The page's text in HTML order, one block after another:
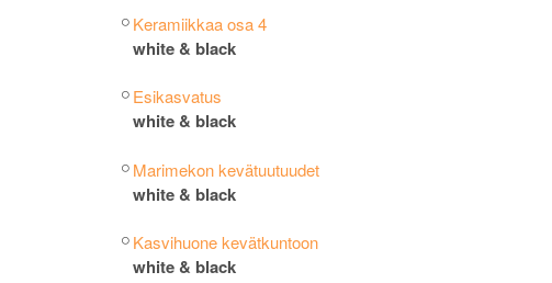
Keramiikkaa osa 4
white & black
Esikasvatus
white & black
Marimekon kevätuutuudet
white & black
Kasvihuone kevätkuntoon
white & black